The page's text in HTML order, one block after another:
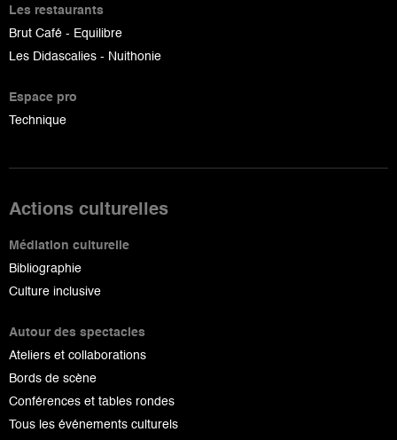
Les restaurants
Brut Café - Equilibre
Les Didascalies - Nuithonie
Espace pro
Technique
Actions culturelles
Médiation culturelle
Bibliographie
Culture inclusive
Autour des spectacles
Ateliers et collaborations
Bords de scène
Conférences et tables rondes
Tous les événements culturels